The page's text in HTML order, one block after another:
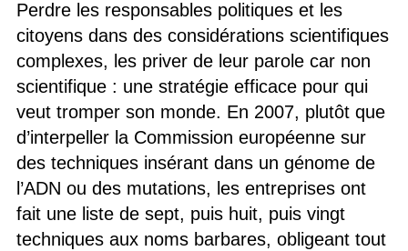
Perdre les responsables politiques et les
citoyens dans des considérations scientifiques
complexes, les priver de leur parole car non
scientifique : une stratégie efficace pour qui
veut tromper son monde. En 2007, plutôt que
d’interpeller la Commission européenne sur
des techniques insérant dans un génome de
l’ADN ou des mutations, les entreprises ont
fait une liste de sept, puis huit, puis vingt
techniques aux noms barbares, obligeant tout